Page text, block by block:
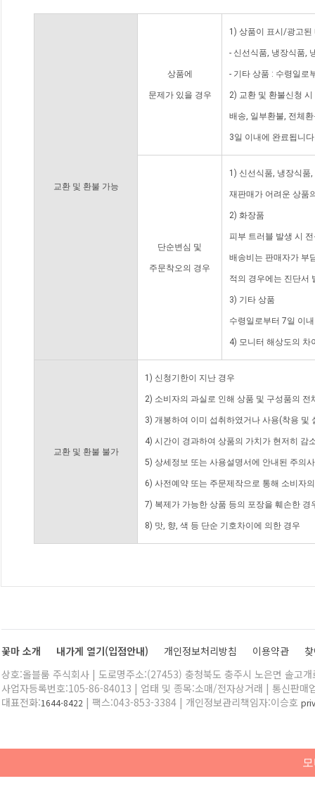
교환 및 환불 가능
상품에
문제가 있을 경우
1) 상품이 표시/광고된
- 신선식품, 냉장식품,
- 기타 상품 : 수령일로
2) 교환 및 환불신청
배송, 일부환불, 전체
3일 이내에 완료됩니
단순변심 및
주문착오의 경우
1) 신선식품, 냉장식품
재판매가 어려운 상품
2) 화장품
피부 트러블 발생 시
배송비는 판매자가 부
적의 경우에는 진단서
3) 기타 상품
수령일로부터 7일 이
4) 모니터 해상도의 차
교환 및 환불 불가
1) 신청기한이 지난 경우
2) 소비자의 과실로 인해 상품 및 구성품의
3) 개봉하여 이미 섭취하였거나 사용(착용 및
4) 시간이 경과하여 상품의 가치가 현저히 감
5) 상세정보 또는 사용설명서에 안내된 주의
6) 사전예약 또는 주문제작으로 통해 소비자
7) 복제가 가능한 상품 등의 포장을 훼손한 경
8) 맛, 향, 색 등 단순 기호차이에 의한 경우
꽃마 소개 내가게 열기(입점안내) 개인정보처리방침 이용약관
상호:올블룸 주식회사 | 도로명주소:(27453) 충청북도 충주시 노은면 솔고
사업자등록번호:105-86-84013 | 업태 및 종목:소매/전자상거래 | 통신판매
대표전화:1644-8422 | 팩스:043-853-3384 | 개인정보관리책임자:이승호